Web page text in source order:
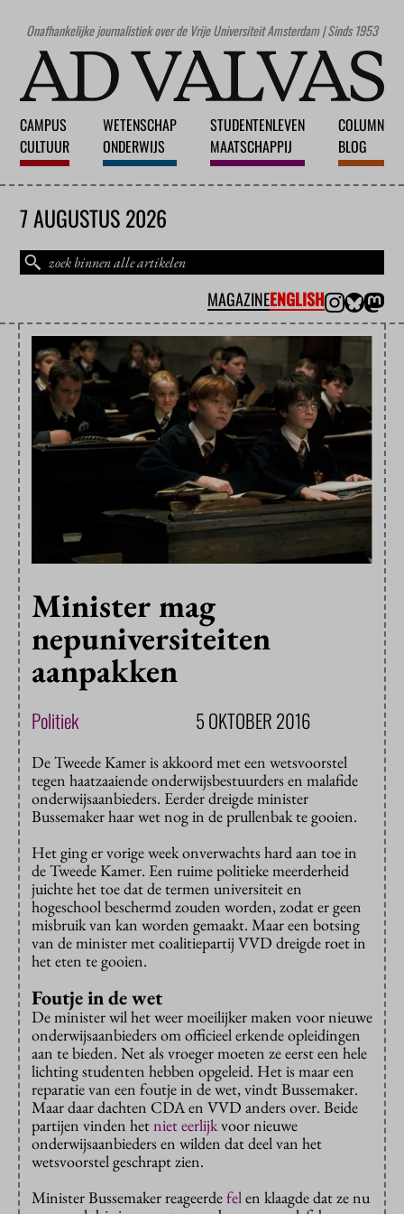
Onafhankelijke journalistiek over de Vrije Universiteit Amsterdam | Sinds 1953
CAMPUS
CULTUUR
WETENSCHAP
ONDERWIJS
STUDENTENLEVEN
MAATSCHAPPIJ
COLUMN
BLOG
7 AUGUSTUS 2026
MAGAZINEENGLISH
Minister mag
nepuniversiteiten
aanpakken
Politiek 5 OKTOBER 2016
De Tweede Kamer is akkoord met een wetsvoorstel
tegen haatzaaiende onderwijsbestuurders en malafide
onderwijsaanbieders. Eerder dreigde minister
Bussemaker haar wet nog in de prullenbak te gooien.
Het ging er vorige week onverwachts hard aan toe in
de Tweede Kamer. Een ruime politieke meerderheid
juichte het toe dat de termen universiteit en
hogeschool beschermd zouden worden, zodat er geen
misbruik van kan worden gemaakt. Maar een botsing
van de minister met coalitiepartij VVD dreigde roet in
het eten te gooien.
Foutje in de wet
De minister wil het weer moeilijker maken voor nieuwe
onderwijsaanbieders om officieel erkende opleidingen
aan te bieden. Net als vroeger moeten ze eerst een hele
lichting studenten hebben opgeleid. Het is maar een
reparatie van een foutje in de wet, vindt Bussemaker.
Maar daar dachten CDA en VVD anders over. Beide
partijen vinden hetniet eerlijkvoor nieuwe
onderwijsaanbieders en wilden dat deel van het
wetsvoorstel geschrapt zien.
Minister Bussemaker reageerdefelen klaagde dat ze nu